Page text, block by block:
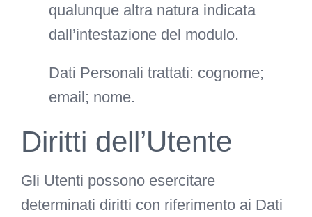
qualunque altra natura indicata
dall’intestazione del modulo.
Dati Personali trattati: cognome;
email; nome.
Diritti dell’Utente
Gli Utenti possono esercitare
determinati diritti con riferimento ai Dati